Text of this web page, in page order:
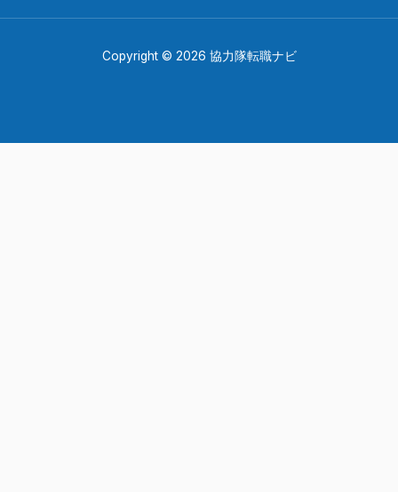
Copyright © 2026 協力隊転職ナビ